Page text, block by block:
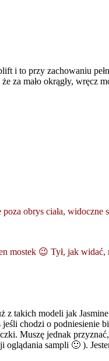
i to przy zachowaniu
za mało okrągły, wręcz
obrys ciała, widoczne
mostek 😉 Tył, jak widać,
takich modeli jak
chodzi o
Muszę jednak
sampli 🙂 ).